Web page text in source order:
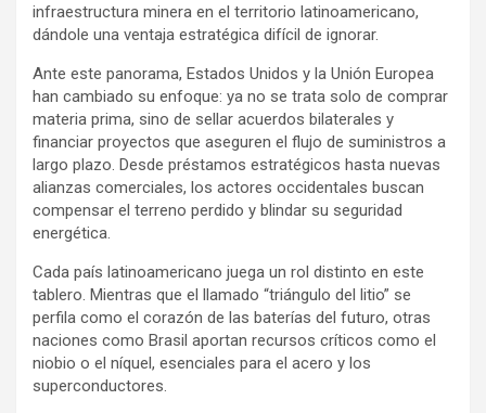
infraestructura minera en el territorio latinoamericano,
dándole una ventaja estratégica difícil de ignorar.
Ante este panorama, Estados Unidos y la Unión Europea
han cambiado su enfoque: ya no se trata solo de comprar
materia prima, sino de sellar acuerdos bilaterales y
financiar proyectos que aseguren el flujo de suministros a
largo plazo. Desde préstamos estratégicos hasta nuevas
alianzas comerciales, los actores occidentales buscan
compensar el terreno perdido y blindar su seguridad
energética.
Cada país latinoamericano juega un rol distinto en este
tablero. Mientras que el llamado “triángulo del litio” se
perfila como el corazón de las baterías del futuro, otras
naciones como Brasil aportan recursos críticos como el
niobio o el níquel, esenciales para el acero y los
superconductores.